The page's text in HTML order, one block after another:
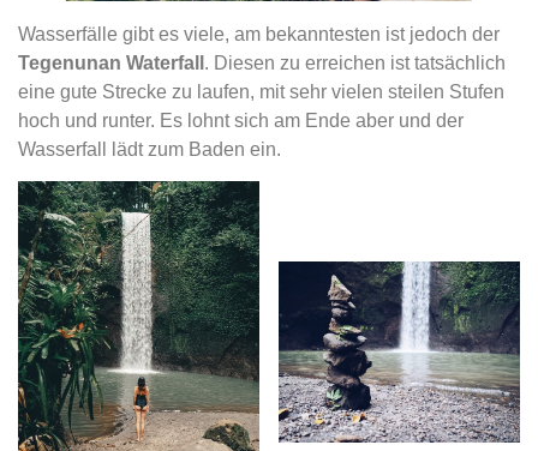
Wasserfälle gibt es viele, am bekanntesten ist jedoch der
Tegenunan Waterfall . Diesen zu erreichen ist tatsächlich
eine gute Strecke zu laufen, mit sehr vielen steilen Stufen
hoch und runter. Es lohnt sich am Ende aber und der
Wasserfall lädt zum Baden ein.